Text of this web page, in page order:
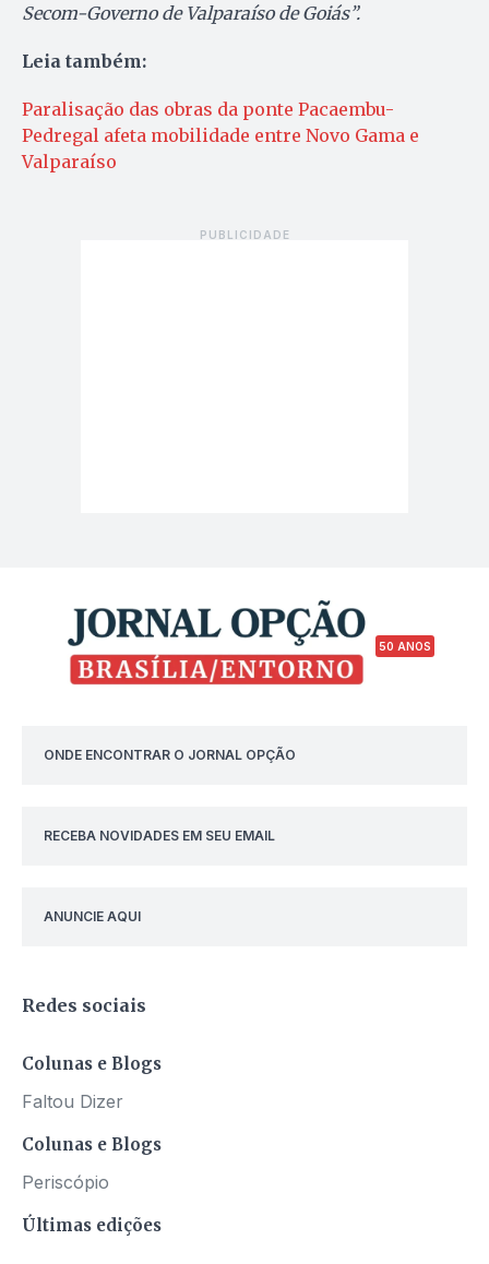
Secom-Governo de Valparaíso de Goiás”.
Leia também:
Paralisação das obras da ponte Pacaembu-
Pedregal afeta mobilidade entre Novo Gama e
Valparaíso
50 ANOS
ONDE ENCONTRAR O JORNAL OPÇÃO
RECEBA NOVIDADES EM SEU EMAIL
ANUNCIE AQUI
Redes sociais
Colunas e Blogs
Faltou Dizer
Colunas e Blogs
Periscópio
Últimas edições